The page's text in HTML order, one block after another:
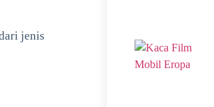
jenis